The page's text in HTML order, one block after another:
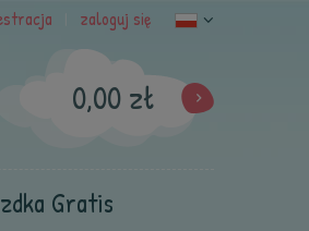
zaloguj się
0,00 zł
Gratis